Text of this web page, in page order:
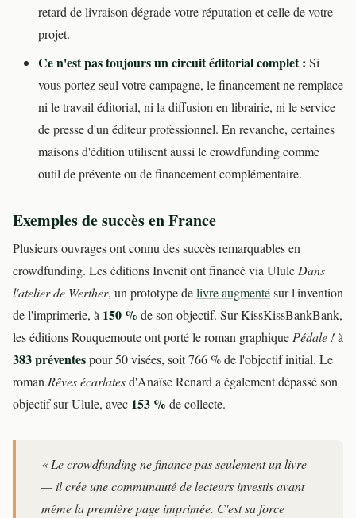
retard de livraison dégrade votre réputation et celle de votre
projet.
Ce n'est pas toujours un circuit éditorial complet : Si
vous portez seul votre campagne, le financement ne remplace
ni le travail éditorial, ni la diffusion en librairie, ni le service
de presse d'un éditeur professionnel. En revanche, certaines
maisons d'édition utilisent aussi le crowdfunding comme
outil de prévente ou de financement complémentaire.
Exemples de succès en France
Plusieurs ouvrages ont connu des succès remarquables en
crowdfunding. Les éditions Invenit ont financé via UluleDans
l'atelier de Werther, un prototype delivre augmentésur l'invention
de l'imprimerie, à 150 % de son objectif. Sur KissKissBankBank,
les éditions Rouquemoute ont porté le roman graphiquePédale !à
383 préventespour 50 visées, soit 766 % de l'objectif initial. Le
romanRêves écarlatesd'Anaïse Renard a également dépassé son
objectif sur Ulule, avec 153 % de collecte.
« Le crowdfunding ne finance pas seulement un livre
— il crée une communauté de lecteurs investis avant
même la première page imprimée. C'est sa force